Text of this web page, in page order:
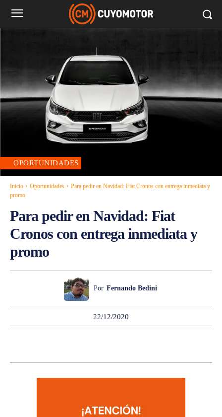
OPORTUNIDADES
Inicio Oportunidades
Para pedir en Navidad: Fiat Cronos con entrega inmediata y
promo
Para pedir en Navidad: Fiat
Cronos con entrega inmediata y
promo
Por Fernando Bedini
22/12/2020